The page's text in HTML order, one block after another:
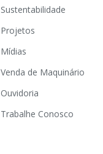
Sustentabilidade
Projetos
Mídias
Venda de Maquinário
Ouvidoria
Trabalhe Conosco